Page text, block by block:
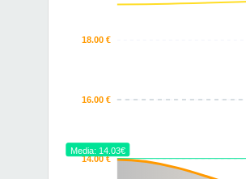
18.00 €
16.00 €
14.00 €
Media: 14.03€